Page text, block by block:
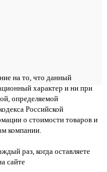
на то, что данный
характер и ни при
определяемой
Российской
о стоимости товаров и
компании.
раз, когда оставляете
сайте